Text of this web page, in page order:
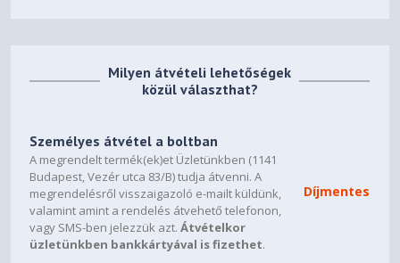
Tömeg
Kezdő tömeg: 1,75 kg (A
függően változik. Nem
tartalmazza a tápegységet.)
Akkumulátor típusa
HP Long Life 3 cellás, 56 Wh-s
lítiumion-polimer
(Az akkumulátor belső
Milyen átvételi lehetőségek
közül választhat?
Személyes átvétel a boltban
A megrendelt termék(ek)et Üzletünkben (1141
Budapest, Vezér utca 83/B) tudja átvenni. A
megrendelésről visszaigazoló e-mailt küldünk,
valamint amint a rendelés átvehető telefonon,
vagy SMS-ben jelezzük azt.Átvételkor
üzletünkben bankkártyával is fizethet.
Díjmentes